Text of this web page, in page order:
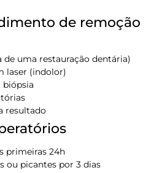
de remoção
de uma restauração dentária)
laser (indolor)
biópsia
resultado
primeiras 24h
ou picantes por 3 dias